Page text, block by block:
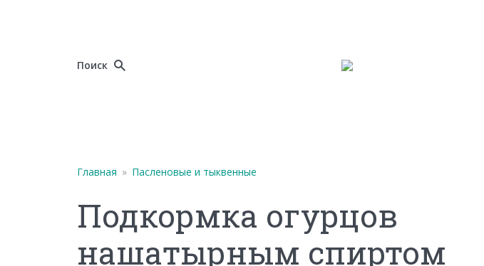
Поиск
Главная » Пасленовые и тыквенные
Подкормка огурцов
нашатырным спиртом